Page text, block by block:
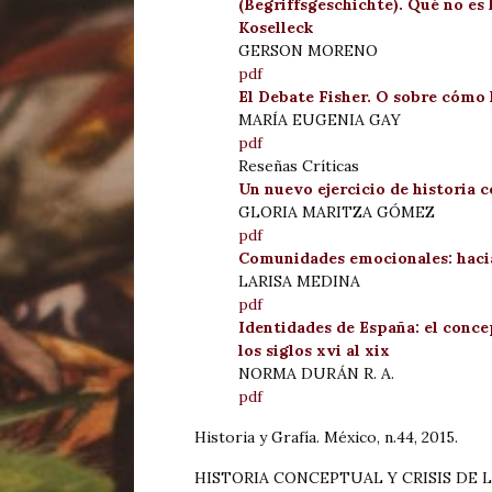
(Begriffsgeschichte). Qué no
Koselleck
GERSON MORENO
pdf
El Debate Fisher. O sobre
MARÍA EUGENIA GAY
pdf
Reseñas Críticas
Un nuevo ejercicio de historia
GLORIA MARITZA GÓMEZ
pdf
Comunidades emocionales:
LARISA MEDINA
pdf
Identidades de España: el
los siglos xvi al xix
NORMA DURÁN R. A.
pdf
Historia y Grafía. México, n.44, 2015.
HISTORIA CONCEPTUAL Y CRISIS DE